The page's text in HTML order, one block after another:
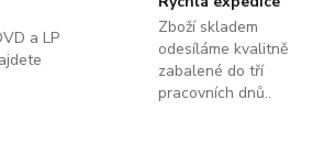
a LP
Zboží skladem
odesíláme kvalitně
zabalené do tří
pracovních dnů..